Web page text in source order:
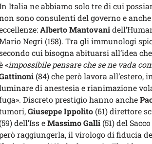
Italia ne abbiamo solo tre di cui
sono consulenti del governo e
Alberto Mantovani
Negri (158). Tra gli immunologi
cui bisogna abituarsi all’idea
«impossibile pensare che se ne vada
(84) che però lavora
di anestesia e rianimazione
Discreto prestigio hanno anche
Giuseppe Ippolito (61) direttore
(59) dell’Iss eMassimo Galli (51) del
raggiungerla, il virologo di fiducia